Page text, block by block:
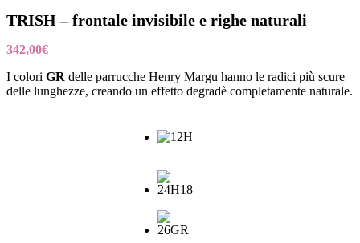
TRISH – frontale invisibile e righe naturali
342,00€
I colori GR delle parrucche Henry Margu hanno le radici più scure
delle lunghezze, creando un effetto degradè completamente naturale.